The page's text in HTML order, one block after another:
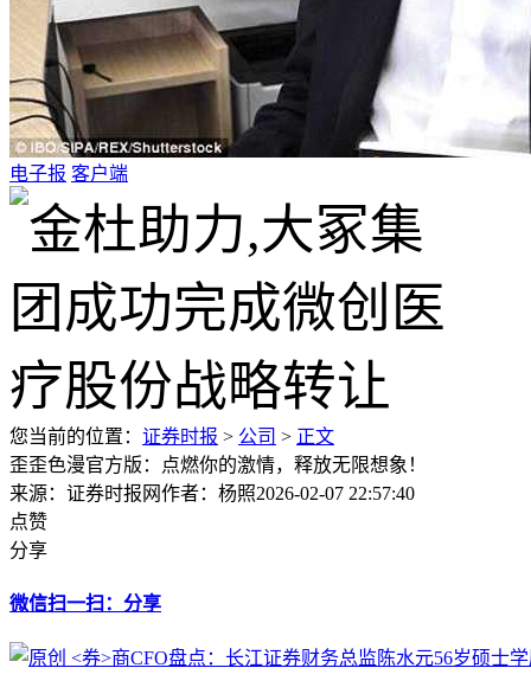
电子报 客户端
您当前的位置： 证券时报 > 公司 > 正文
歪歪色漫官方版：点燃你的激情，释放无限想象！
来源：证券时报网作者：杨照2026-02-07 22:57:40
点赞
分享
微信扫一扫：分享